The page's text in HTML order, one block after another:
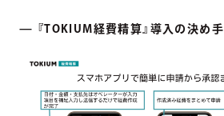
— 『TOKIUM経費精算』導入の決め手